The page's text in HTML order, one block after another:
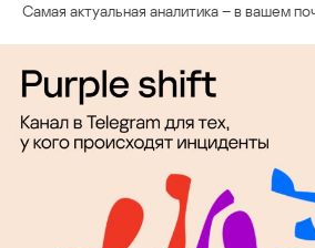
Самая актуальная аналитика – в вашем